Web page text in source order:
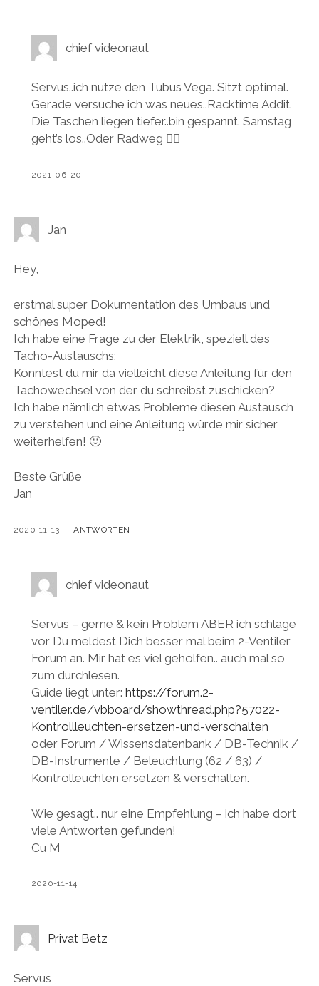
chief videonaut
Servus..ich nutze den Tubus Vega. Sitzt optimal.
Gerade versuche ich was neues..Racktime Addit.
Die Taschen liegen tiefer..bin gespannt. Samstag
geht’s los..Oder Radweg 🚴‍♀️
2021-06-20
Jan
Hey,
erstmal super Dokumentation des Umbaus und
schönes Moped!
Ich habe eine Frage zu der Elektrik, speziell des
Tacho-Austauschs:
Könntest du mir da vielleicht diese Anleitung für den
Tachowechsel von der du schreibst zuschicken?
Ich habe nämlich etwas Probleme diesen Austausch
zu verstehen und eine Anleitung würde mir sicher
weiterhelfen! 🙂
Beste Grüße
Jan
2020-11-13 ANTWORTEN
chief videonaut
Servus – gerne & kein Problem ABER ich schlage
vor Du meldest Dich besser mal beim 2-Ventiler
Forum an. Mir hat es viel geholfen.. auch mal so
zum durchlesen.
Guide liegt unter: https://forum.2-
ventiler.de/vbboard/showthread.php?57022-
Kontrollleuchten-ersetzen-und-verschalten
oder Forum / Wissensdatenbank / DB-Technik /
DB-Instrumente / Beleuchtung (62 / 63) /
Kontrolleuchten ersetzen & verschalten.
Wie gesagt.. nur eine Empfehlung – ich habe dort
viele Antworten gefunden!
Cu M
2020-11-14
Privat Betz
Servus ,